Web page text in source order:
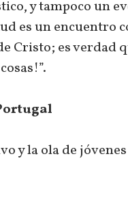
y tampoco un
es un encuentro
Cristo; es verdad
y la ola de